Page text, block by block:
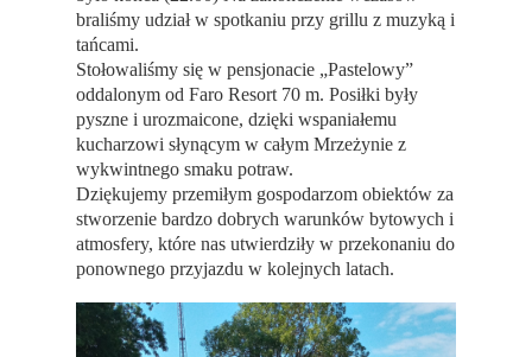
braliśmy udział w spotkaniu przy grillu z muzyką i
tańcami.
Stołowaliśmy się w pensjonacie „Pastelowy”
oddalonym od Faro Resort 70 m. Posiłki były
pyszne i urozmaicone, dzięki wspaniałemu
kucharzowi słynącym w całym Mrzeżynie z
wykwintnego smaku potraw.
Dziękujemy przemiłym gospodarzom obiektów za
stworzenie bardzo dobrych warunków bytowych i
atmosfery, które nas utwierdziły w przekonaniu do
ponownego przyjazdu w kolejnych latach.